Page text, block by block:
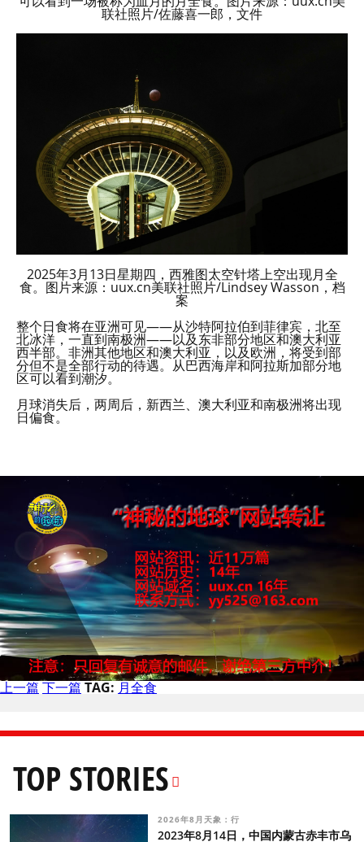
联社照片/佐藤喜一郎，文件
2025年3月13日星期四，西雅图太空针塔上空出现月全
食。图片来源：uux.cn美联社照片/Lindsey Wasson，档
案
整个日食将在亚洲可见——从沙特阿拉伯到菲律宾，北至
北冰洋，一直到南极洲——以及东非部分地区和澳大利亚
西半部。非洲其他地区和澳大利亚，以及欧洲，将受到部
分但不是全部行动的待遇。从巴西海岸和阿拉斯加部分地
区可以看到潮汐。
月球消失后，两周后，新西兰、澳大利亚和南极洲将出现
日偏食。
上一篇 下一篇 TAG: 月全食
TOP STORIES
2026年8月天象：行
2023年8月14日，中国内蒙古赤丰市乌